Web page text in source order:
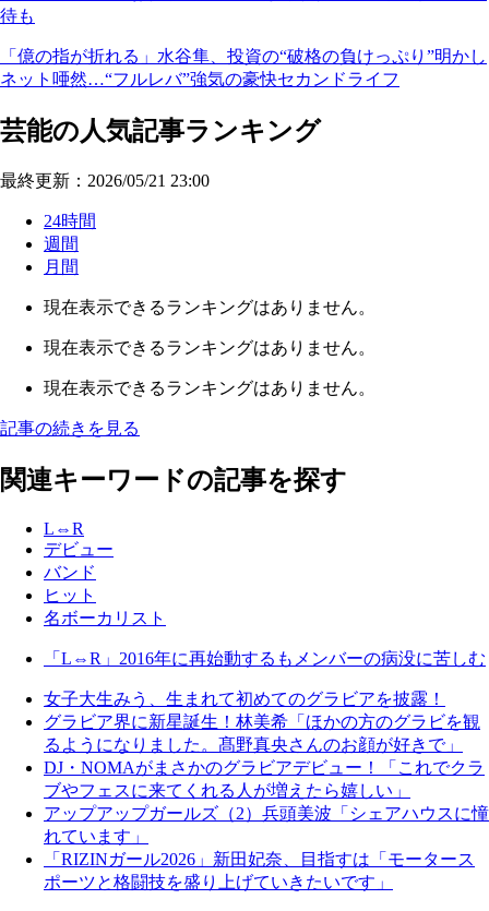
待も
「億の指が折れる」水谷隼、投資の“破格の負けっぷり”明かし
ネット唖然…“フルレバ”強気の豪快セカンドライフ
芸能の人気記事ランキング
最終更新：2026/05/21 23:00
24時間
週間
月間
現在表示できるランキングはありません。
現在表示できるランキングはありません。
現在表示できるランキングはありません。
記事の続きを見る
関連キーワードの記事を探す
L⇔R
デビュー
バンド
ヒット
名ボーカリスト
「L⇔R」2016年に再始動するもメンバーの病没に苦しむ
女子大生みう、生まれて初めてのグラビアを披露！
グラビア界に新星誕生！林美希「ほかの方のグラビを観
るようになりました。髙野真央さんのお顔が好きで」
DJ・NOMAがまさかのグラビアデビュー！「これでクラ
ブやフェスに来てくれる人が増えたら嬉しい」
アップアップガールズ（2）兵頭美波「シェアハウスに憧
れています」
「RIZINガール2026」新田妃奈、目指すは「モータース
ポーツと格闘技を盛り上げていきたいです」